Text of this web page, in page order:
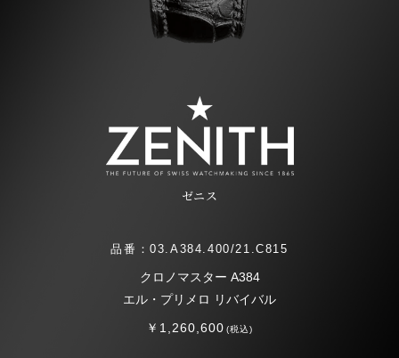
ゼニス
品番：03.A384.400/21.C815
クロノマスター A384
エル・プリメロ リバイバル
￥1,260,600(税込)